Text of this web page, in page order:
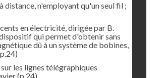
distance, n'employant qu'un seul fil ;
en électricité, dirigée par B.
qui permet d'obtenir sans
dû à un système de bobines,
les lignes télégraphiques
(p.24)